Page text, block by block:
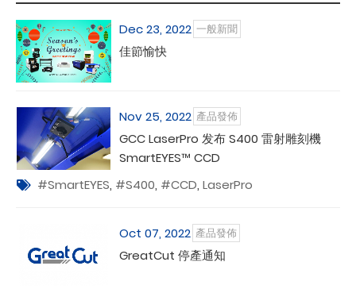
Dec 23, 2022 一般新聞
佳節愉快
Nov 25, 2022 產品發佈
GCC LaserPro 发布 S400 雷射雕刻機
SmartEYES™ CCD
#SmartEYES, #S400, #CCD, LaserPro
Oct 07, 2022 產品發佈
GreatCut 停產通知